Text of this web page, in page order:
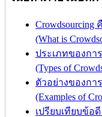
Crowdsourcing
(What is
ประเภทของการ
(Types of
ตัวอย่างของกา
(Examples of
เปรียบเทียบข้อ